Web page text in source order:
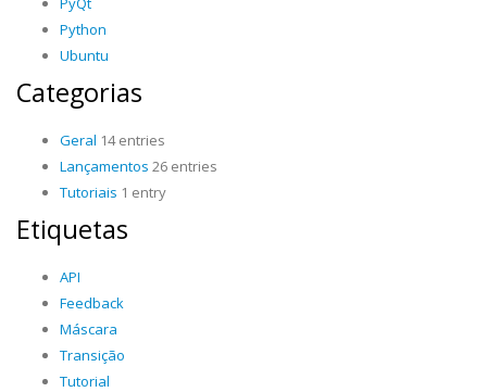
Python
Ubuntu
Categorias
Geral 14 entries
Lançamentos 26 entries
Tutoriais 1 entry
Etiquetas
API
Feedback
Máscara
Transição
Tutorial